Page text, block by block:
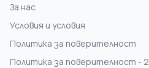
За нас
Условия и условия
Политика за поверителност
Политика за поверителност - 2